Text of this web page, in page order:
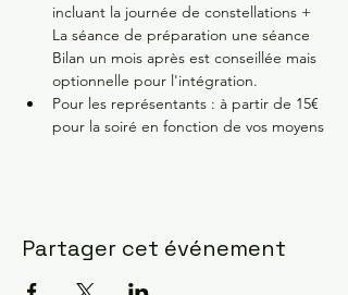
incluant la journée de constellations +
La séance de préparation une séance
Bilan un mois après est conseillée mais
optionnelle pour l'intégration.
Pour les représentants : à partir de 15€
pour la soiré en fonction de vos moyens
Partager cet événement